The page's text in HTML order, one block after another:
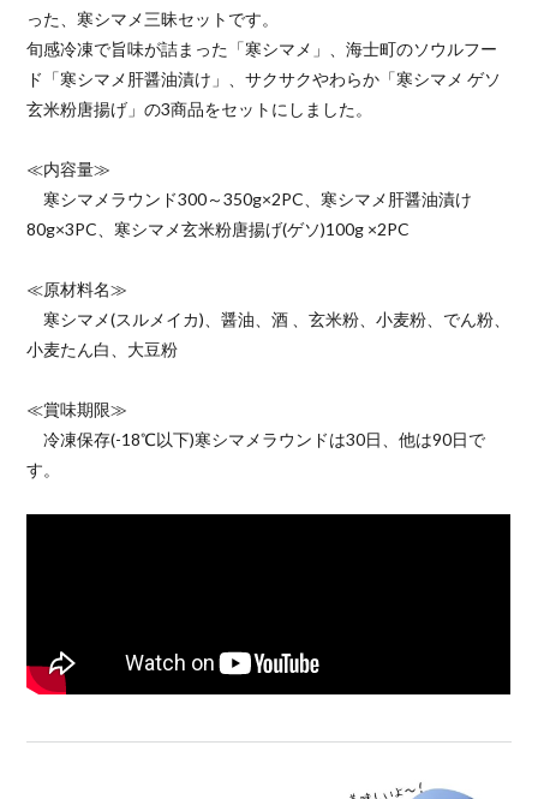
った、寒シマメ三昧セットです。
旬感冷凍で旨味が詰まった「寒シマメ」、海士町のソウルフー
ド「寒シマメ肝醤油漬け」、サクサクやわらか「寒シマメ ゲソ
玄米粉唐揚げ」の3商品をセットにしました。
≪内容量≫
寒シマメラウンド300～350g×2PC、寒シマメ肝醤油漬け
80g×3PC、寒シマメ玄米粉唐揚げ(ゲソ)100g ×2PC
≪原材料名≫
寒シマメ(スルメイカ)、醤油、酒 、玄米粉、小麦粉、でん粉、
小麦たん白、大豆粉
≪賞味期限≫
冷凍保存(-18℃以下)寒シマメラウンドは30日、他は90日で
す。